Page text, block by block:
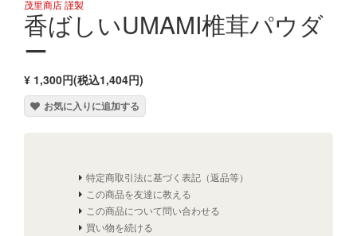
茂里商店 謹製
香ばしいUMAMI椎茸パウダ
ー
¥ 1,300円(税込1,404円)
お気に入りに追加する
特定商取引法に基づく表記（返品等）
この商品を友達に教える
この商品について問い合わせる
買い物を続ける